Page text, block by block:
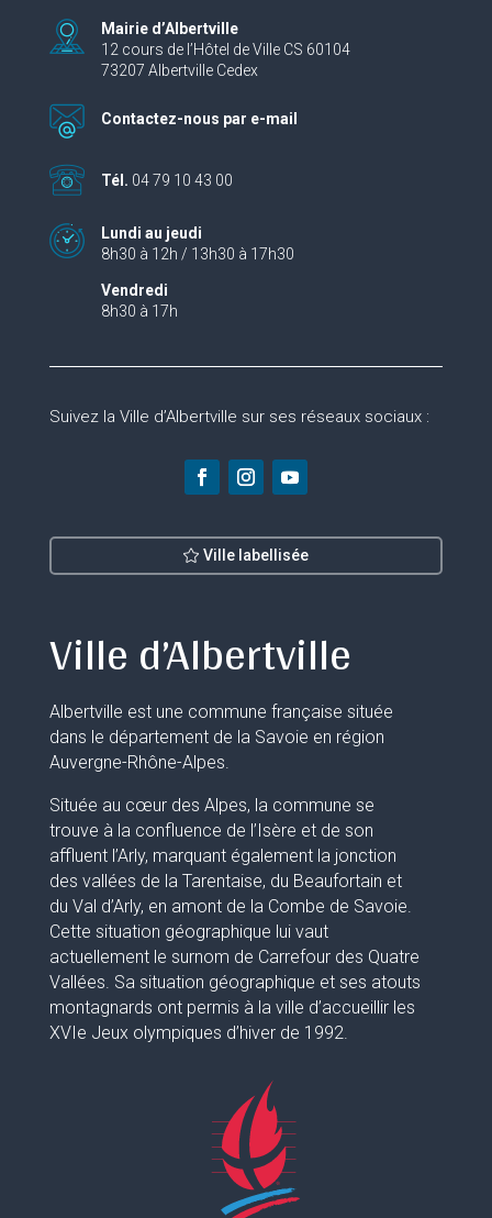
Mairie d’Albertville
12 cours de l’Hôtel de Ville CS 60104
73207 Albertville Cedex
Contactez-nous par e-mail
Tél. 04 79 10 43 00
Lundi au jeudi
8h30 à 12h / 13h30 à 17h30
Vendredi
8h30 à 17h
Suivez la Ville d’Albertville sur ses réseaux sociaux :
Ville labellisée
Ville d’Albertville
Albertville est une commune française située
dans le département de la Savoie en région
Auvergne-Rhône-Alpes.
Située au cœur des Alpes, la commune se
trouve à la confluence de l’Isère et de son
affluent l’Arly, marquant également la jonction
des vallées de la Tarentaise, du Beaufortain et
du Val d’Arly, en amont de la Combe de Savoie.
Cette situation géographique lui vaut
actuellement le surnom de Carrefour des Quatre
Vallées. Sa situation géographique et ses atouts
montagnards ont permis à la ville d’accueillir les
XVIe Jeux olympiques d’hiver de 1992.